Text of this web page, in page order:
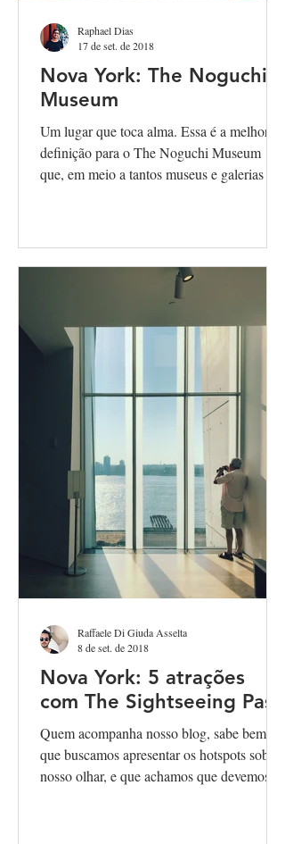
Nova York: The Noguchi
Museum
Um lugar que toca alma. Essa é a melhor
definição para o The Noguchi Museum
que, em meio a tantos museus e galerias de
Raphael Dias
17 de set. de 2018
Nova York: 5 atrações
com The Sightseeing Pass
Quem acompanha nosso blog, sabe bem
que buscamos apresentar os hotspots sob o
nosso olhar, e que achamos que devemos
Raffaele Di Giuda Asselta
8 de set. de 2018